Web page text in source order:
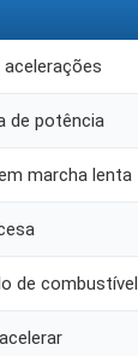
de potência
marcha lenta
de combustível